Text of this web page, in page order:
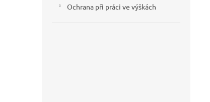
Ochrana při práci ve výškách